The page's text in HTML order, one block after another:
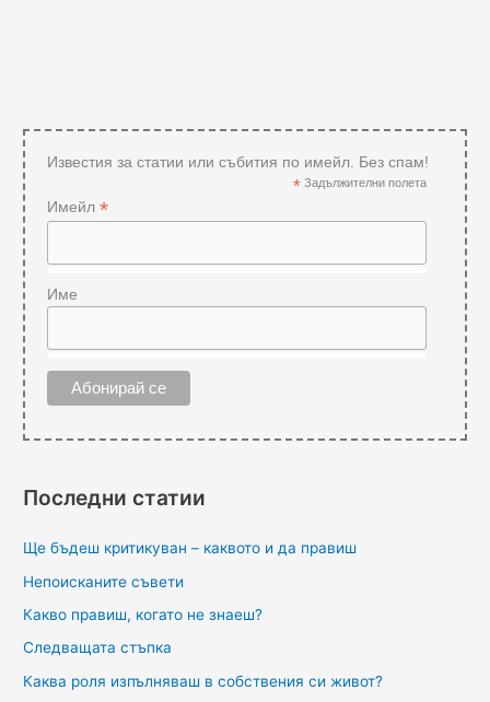
Известия за статии или събития по имейл. Без спам!
* Задължителни полета
Имейл*
Име
Последни статии
Ще бъдеш критикуван – каквото и да правиш
Непоисканите съвети
Какво правиш, когато не знаеш?
Следващата стъпка
Каква роля изпълняваш в собствения си живот?